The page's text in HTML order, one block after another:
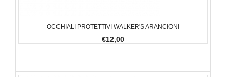
OCCHIALI PROTETTIVI WALKER'S ARANCIONI
€12,00